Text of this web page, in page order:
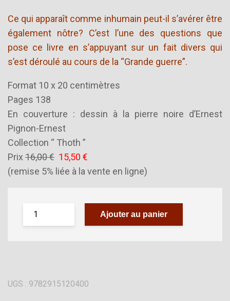
Ce qui apparaît comme inhumain peut-il s’avérer être
également nôtre? C’est l’une des questions que
pose ce livre en s’appuyant sur un fait divers qui
s’est déroulé au cours de la “Grande guerre”.
Format 10 x 20 centimètres
Pages 138
En couverture : dessin à la pierre noire d’Ernest
Pignon-Ernest
Collection “ Thoth ”
Prix 16,00 € 15,50 €
(remise 5% liée à la vente en ligne)
Ajouter au panier
UGS : 9782915120400